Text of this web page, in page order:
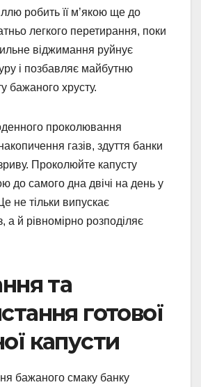
робить її м’якою ще до
легкого перетирання, поки
віджимання руйнує
і позбавляє майбутню
бажаного хрусту.
проколювання
газів, здуття банки
Проколюйте капусту
до самого дна двічі на день у
не тільки випускає
а й рівномірно розподіляє
та
готової
капусти
бажаного смаку банку